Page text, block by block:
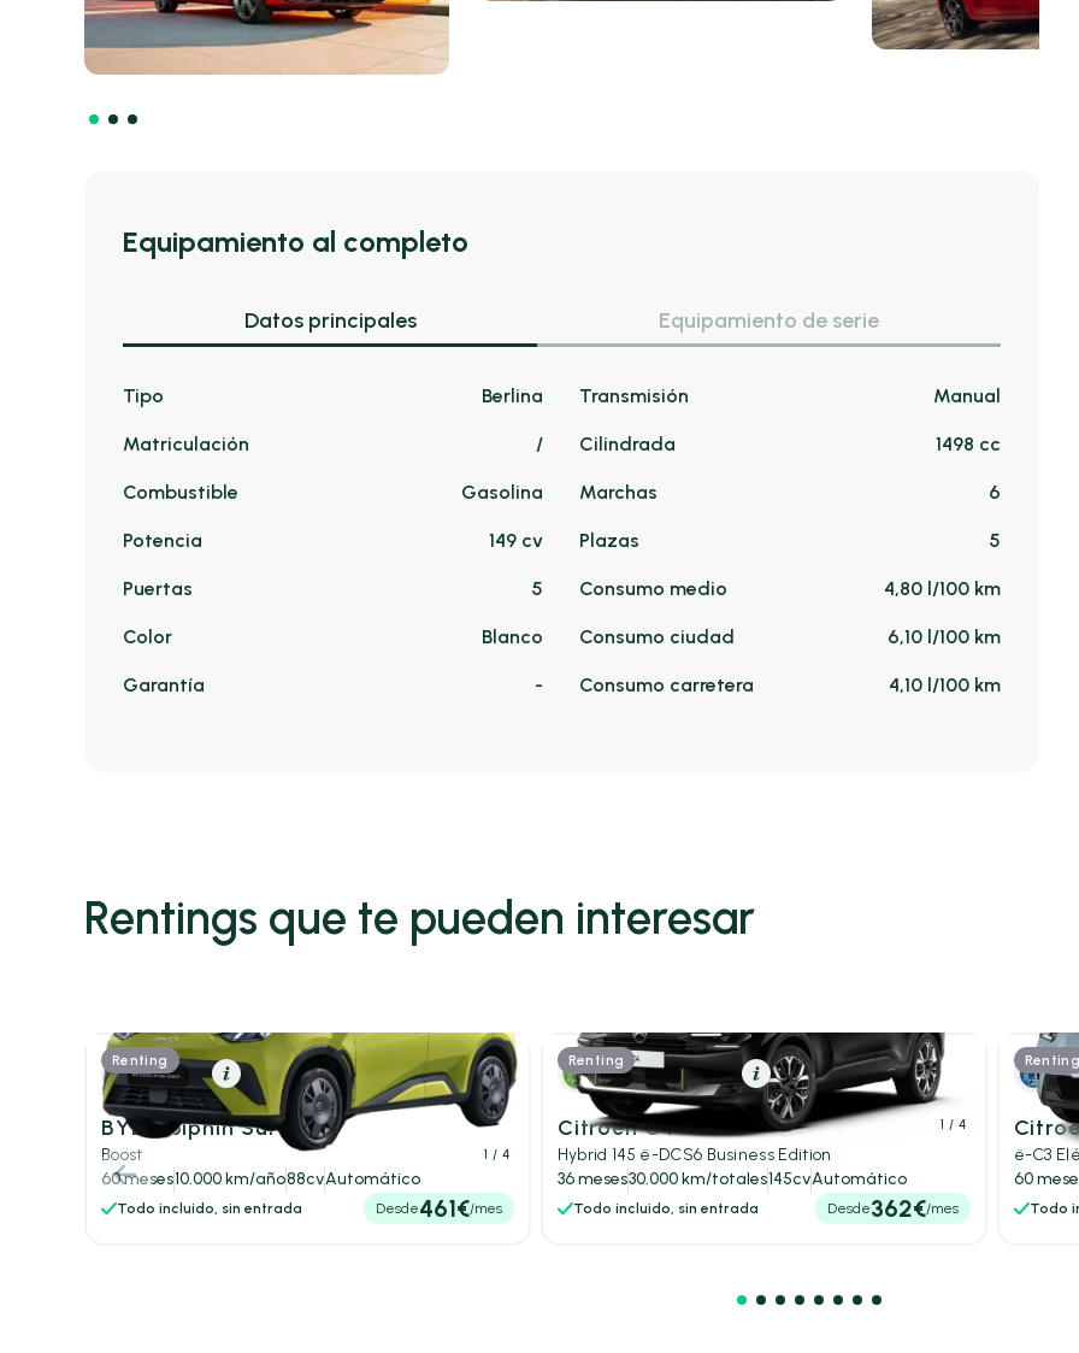
Equipamiento al completo
Datos principales Equipamiento de serie
Tipo Berlina
Matriculación /
Combustible Gasolina
Potencia 149 cv
Puertas 5
Color Blanco
Garantía -
Transmisión Manual
Cilindrada 1498 cc
Marchas 6
Plazas 5
Consumo medio 4,80 l/100 km
Consumo ciudad 6,10 l/100 km
Consumo carretera 4,10 l/100 km
Rentings que te pueden interesar
1 / 4
Renting
Eléctrico Resumen
BYD Dolphin Surf
Boost
60 meses10.000 km/año88cvAutomático
Todo incluido, sin entrada Desde461€/mes
1 / 4
Renting
Híbrido (Gasolina) Resumen
Citroën C4
Hybrid 145 ë-DCS6 Business Edition
36 meses30.000 km/totales145cvAutomático
Todo incluido, sin entrada Desde362€/mes
Renting
ë-C3
60
Todo